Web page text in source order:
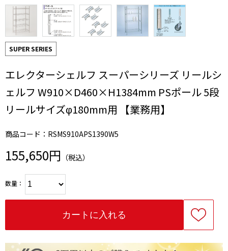
SUPER SERIES
エレクターシェルフ スーパーシリーズ リールシ
ェルフ W910×D460×H1384mm PSポール 5段
リールサイズφ180mm用 【業務用】
商品コード：RSMS910APS1390W5
155,650円 （税込）
数量：